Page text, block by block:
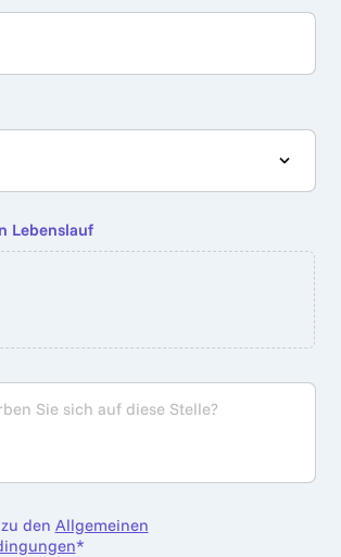
Lebenslauf
den Allgemeinen
(opens in new tab)
*